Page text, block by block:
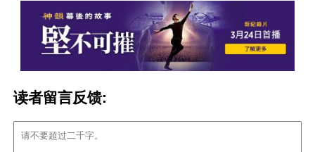
读者留言反馈: